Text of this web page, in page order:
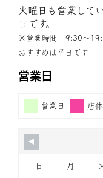
火曜日も営業してい
日です。
※営業時間 9:30〜
おすすめは平日です
営業日
営業日 店
日 月